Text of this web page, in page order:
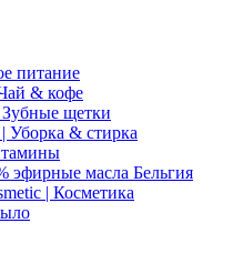
питание
& кофе
Зубные щетки
Уборка & стирка
эфирные масла Бельгия
| Косметика